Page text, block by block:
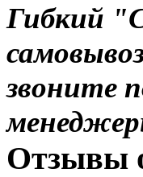
Гибкий
звоните
Отзывы